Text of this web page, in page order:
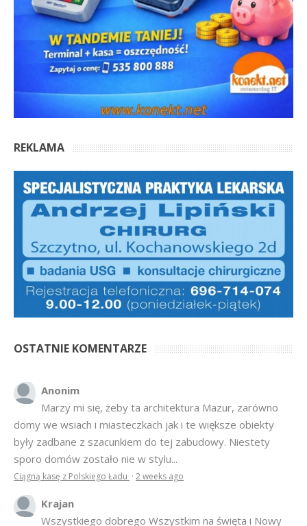
REKLAMA
OSTATNIE KOMENTARZE
Anonim
Marzy mi się, żeby ta architektura Mazur, zarówno
domy we wsiach i miasteczkach jak i te większe obiekty
były zadbane z szacunkiem do tej zabudowy. Niestety
sporo domów zostało nie w stylu...
Ciągną kasę z Polskiego Ładu · 2 weeks ago
Krajan
Wszystkiego dobrego Wszystkim na święta i Nowy